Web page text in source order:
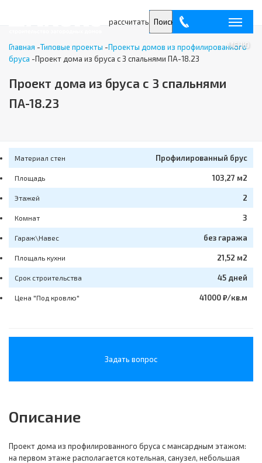
рассчитать
МЕНЮ
Поиск
Главная -Типовые проекты -Проекты домов из профилированного
бруса -Проект дома из бруса с 3 спальнями ПА-18.23
Проект дома из бруса с 3 спальнями
ПА-18.23
Материал стен Профилированный брус
Площадь 103,27 м2
Этажей 2
Комнат 3
Гараж\Навес без гаража
Площаль кухни 21,52 м2
Срок строительства 45 дней
Цена "Под кровлю" 41000 ₽/кв.м
Задать вопрос
Описание
Проект дома из профилированного бруса с мансардным этажом:
на первом этаже располагается котельная, санузел, небольшая